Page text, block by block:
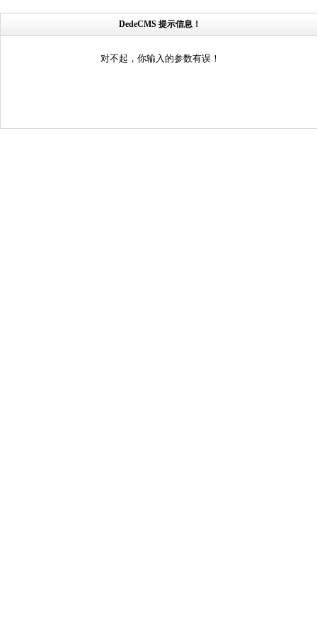
DedeCMS 提示信息！
对不起，你输入的参数有误！